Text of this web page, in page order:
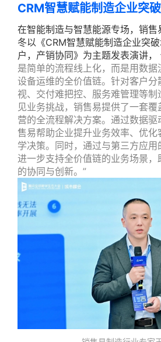
CRM智慧赋能制造企业突
在智能制造与智慧能源专场，销
冬以《CRM智慧赋能制造企业突
户，产销协同》为主题发表演讲，
是简单的流程线上化，而是用数
设备运维的全价值链。针对客户
视、交付难把控、服务难管理等
见业务挑战，销售易提供了一套
营的全流程解决方案。通过数据
售易帮助企业提升业务效率、优
学决策。同时，通过与第三方应
进一步支持全价值链的业务场景
的协同与创新。”